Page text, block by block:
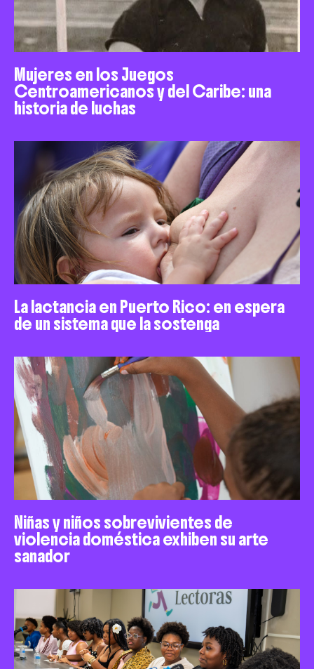
Mujeres en los Juegos
Centroamericanos y del Caribe: una
historia de luchas
La lactancia en Puerto Rico: en espera
de un sistema que la sostenga
Niñas y niños sobrevivientes de
violencia doméstica exhiben su arte
sanador